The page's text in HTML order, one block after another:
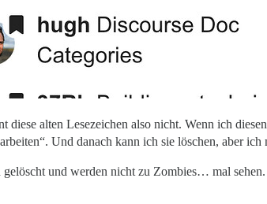
diese alten Lesezeichen also nicht. Wenn ich
Und danach kann ich sie löschen, aber ich
gelöscht und werden nicht zu Zombies… mal sehen.